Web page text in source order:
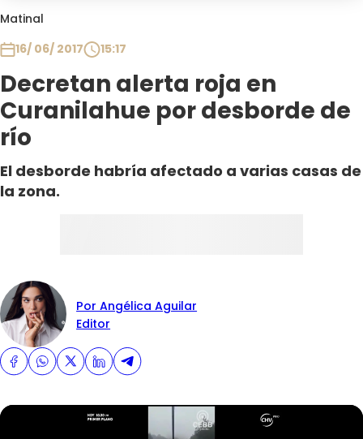
Matinal
16/ 06/ 2017
15:17
Decretan alerta roja en
Curanilahue por desborde de
río
El desborde habría afectado a varias casas de
la zona.
Por Angélica Aguilar
Editor
Club De La Comedia
Contigo en Directo
Plan Perfecto
El Tiempo
Sabingo
Todos Los Programas